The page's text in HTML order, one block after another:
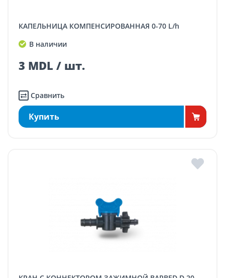
КАПЕЛЬНИЦА КОМПЕНСИРОВАННАЯ 0-70 L/h
В наличии
3 MDL / шт.
Сравнить
Купить